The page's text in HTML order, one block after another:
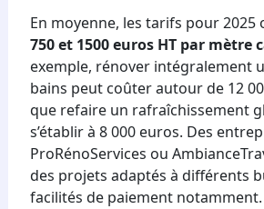
En moyenne, les tarifs pour 2025
750 et 1500 euros HT par mètre
exemple, rénover intégralement
bains peut coûter autour de 12
que refaire un rafraîchissement
s’établir à 8 000 euros. Des
ProRénoServices ou
des projets adaptés à différents
facilités de paiement notamment.